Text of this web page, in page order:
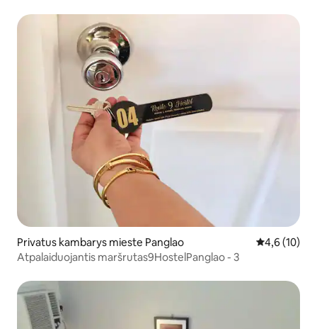
Privatus kambarys mieste Panglao Vidutinis
4,6 (10)
Atpalaiduojantis maršrutas9HostelPanglao - 3